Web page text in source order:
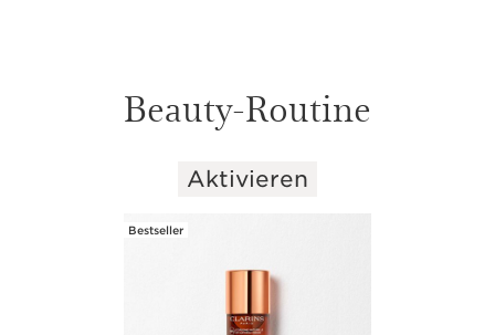
Beauty-Routine
WEITER ZUM INHALTAktivieren
Bestseller